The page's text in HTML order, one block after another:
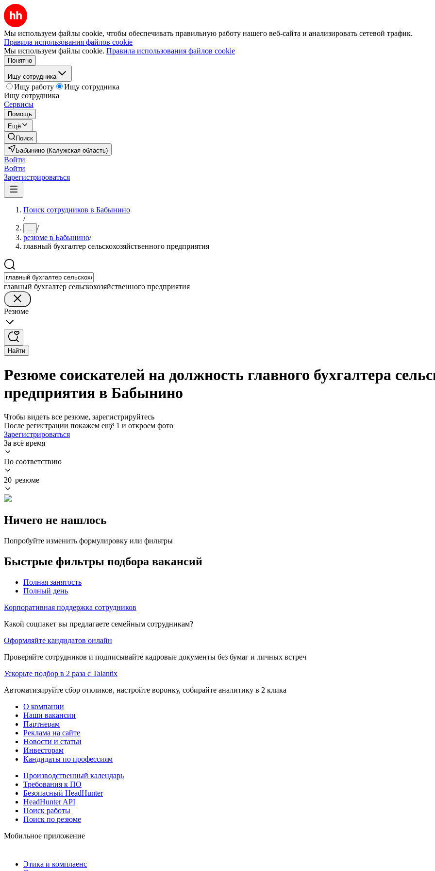
Мы используем файлы cookie, чтобы обеспечивать правильную работу нашего веб-сайта и анализировать сетевой трафик.
Правила использования файлов cookie
Мы используем файлы cookie. Правила использования файлов cookie
Понятно
Ищу сотрудника
Ищу работу
Ищу сотрудника
Ищу сотрудника
Сервисы
Помощь
Ещё
Поиск
Бабынино (Калужская область)
Войти
Войти
Зарегистрироваться
Поиск сотрудников в Бабынино
/
... /
резюме в Бабынино/
главный бухгалтер сельскохозяйственного предприятия
главный бухгалтер сельскохозяйственного предприятия
Резюме
Найти
Резюме соискателей на должность главного бухгалтера
предприятия в Бабынино
Чтобы видеть все резюме, зарегистрируйтесь
После регистрации покажем ещё 1 и откроем фото
Зарегистрироваться
За всё время
По соответствию
20 резюме
Ничего не нашлось
Попробуйте изменить формулировку или фильтры
Быстрые фильтры подбора вакансий
Полная занятость
Полный день
Корпоративная поддержка сотрудников
Какой соцпакет вы предлагаете семейным сотрудникам?
Оформляйте кандидатов онлайн
Проверяйте сотрудников и подписывайте кадровые документы без бумаг и личных встреч
Ускорьте подбор в 2 раза с Talantix
Автоматизируйте сбор откликов, настройте воронку, собирайте аналитику в 2 клика
О компании
Наши вакансии
Партнерам
Реклама на сайте
Новости и статьи
Инвесторам
Кандидаты по профессиям
Производственный календарь
Требования к ПО
Безопасный HeadHunter
HeadHunter API
Поиск работы
Поиск по резюме
Мобильное приложение
Этика и комплаенс